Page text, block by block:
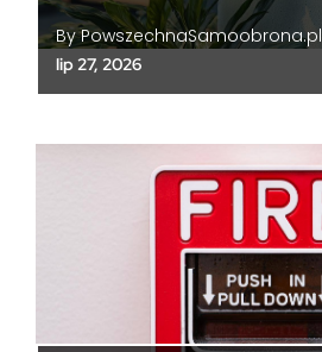
ByPowszechnaSamoobrona.pl
lip 27, 2026